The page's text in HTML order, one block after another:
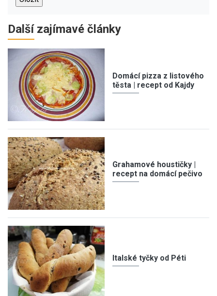
Další zajímavé články
Domácí pizza z listového
těsta | recept od Kajdy
Grahamové houstičky |
recept na domácí pečivo
Italské tyčky od Péti